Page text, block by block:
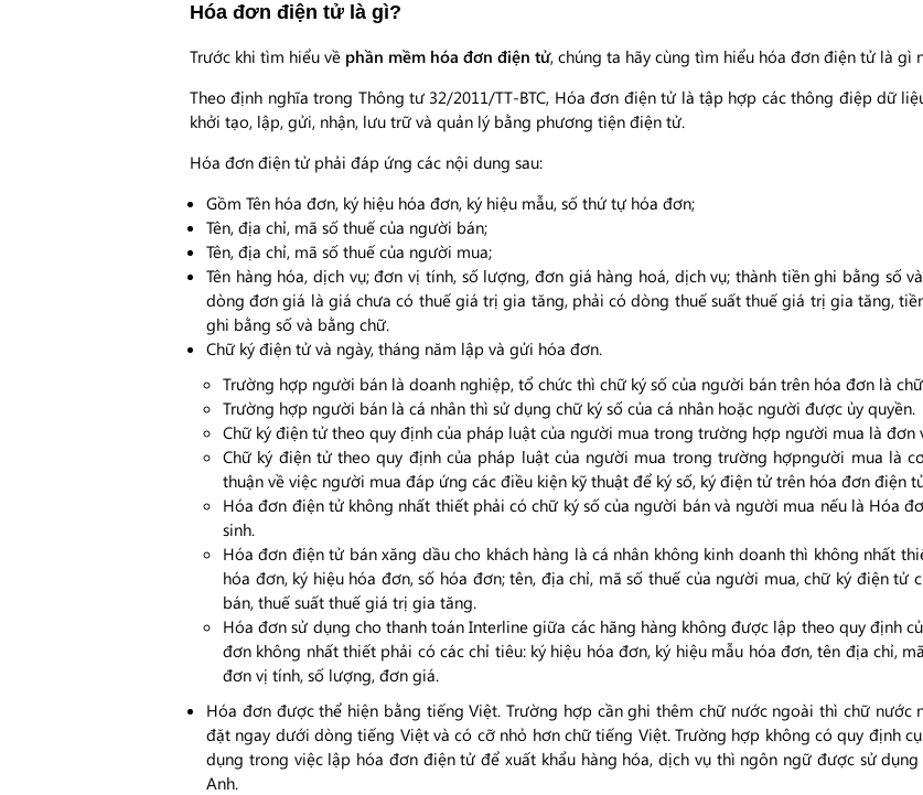
Hóa đơn điện tử là gì?
Trước khi tìm hiểu về phần mềm hóa đơn điện tử, chúng ta hãy cùng tìm hiểu hóa đơn điện tử là gì
Theo định nghĩa trong Thông tư 32/2011/TT-BTC, Hóa đơn điện tử là tập hợp các thông điệp dữ
khởi tạo, lập, gửi, nhận, lưu trữ và quản lý bằng phương tiện điện tử.
Hóa đơn điện tử phải đáp ứng các nội dung sau:
Gồm Tên hóa đơn, ký hiệu hóa đơn, ký hiệu mẫu, số thứ tự hóa đơn;
Tên, địa chỉ, mã số thuế của người bán;
Tên, địa chỉ, mã số thuế của người mua;
Tên hàng hóa, dịch vụ; đơn vị tính, số lượng, đơn giá hàng hoá, dịch vụ; thành tiền ghi bằng số
dòng đơn giá là giá chưa có thuế giá trị gia tăng, phải có dòng thuế suất thuế giá trị gia tăng,
ghi bằng số và bằng chữ.
Chữ ký điện tử và ngày, tháng năm lập và gửi hóa đơn.
Trường hợp người bán là doanh nghiệp, tổ chức thì chữ ký số của người bán trên hóa đơn là
Trường hợp người bán là cá nhân thì sử dụng chữ ký số của cá nhân hoặc người được ủy quyền.
Chữ ký điện tử theo quy định của pháp luật của người mua trong trường hợp người mua là đơn
Chữ ký điện tử theo quy định của pháp luật của người mua trong trường hợpngười mua là
thuận về việc người mua đáp ứng các điều kiện kỹ thuật để ký số, ký điện tử trên hóa đơn
Hóa đơn điện tử không nhất thiết phải có chữ ký số của người bán và người mua nếu là Hóa
sinh.
Hóa đơn điện tử bán xăng dầu cho khách hàng là cá nhân không kinh doanh thì không nhất
hóa đơn, ký hiệu hóa đơn, số hóa đơn; tên, địa chỉ, mã số thuế của người mua, chữ ký điện tử
bán, thuế suất thuế giá trị gia tăng.
Hóa đơn sử dụng cho thanh toán Interline giữa các hãng hàng không được lập theo quy định
đơn không nhất thiết phải có các chỉ tiêu: ký hiệu hóa đơn, ký hiệu mẫu hóa đơn, tên địa chỉ,
đơn vị tính, số lượng, đơn giá.
Hóa đơn được thể hiện bằng tiếng Việt. Trường hợp cần ghi thêm chữ nước ngoài thì chữ
đặt ngay dưới dòng tiếng Việt và có cỡ nhỏ hơn chữ tiếng Việt. Trường hợp không có quy định
dụng trong việc lập hóa đơn điện tử để xuất khẩu hàng hóa, dịch vụ thì ngôn ngữ được sử
Anh.